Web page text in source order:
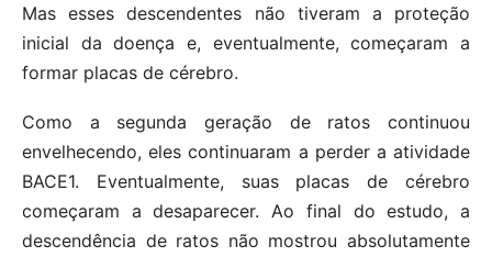
Mas esses descendentes não tiveram a proteção
inicial da doença e, eventualmente, começaram a
formar placas de cérebro.
Como a segunda geração de ratos continuou
envelhecendo, eles continuaram a perder a atividade
BACE1. Eventualmente, suas placas de cérebro
começaram a desaparecer. Ao final do estudo, a
descendência de ratos não mostrou absolutamente